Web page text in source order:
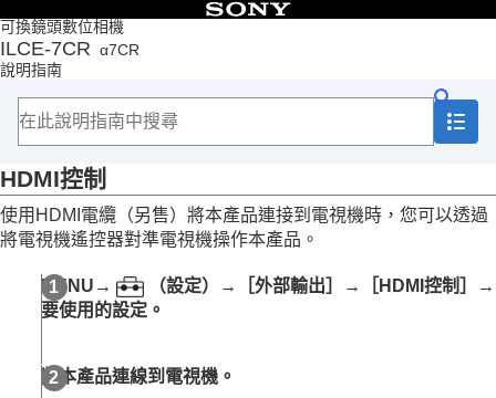
可換鏡頭數位相機
ILCE-7CR α7CR
說明指南
目錄
頁首
如何使用說明指南
檢查相機以及隨附的部件
基本操作
準備相機/基本拍攝操作
從MENU尋找功能
使用拍攝功能
變更相機設定
網路設定
HDMI控制
使用HDMI電纜（另售）將本產品連接到電視機時，您可以透過
將電視機遙控器對準電視機操作本產品。
MENU → （設定）→ ［外部輸出］ → ［HDMI控制］
→
要使用的設定。
將本產品連線到電視機。